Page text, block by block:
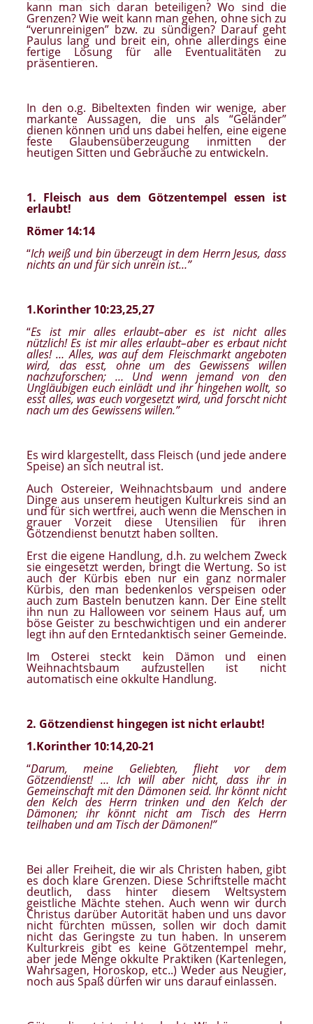
kann man sich daran beteiligen? Wo sind die
Grenzen? Wie weit kann man gehen, ohne sich zu
“verunreinigen” bzw. zu sündigen? Darauf geht
Paulus lang und breit ein, ohne allerdings eine
fertige Lösung für alle Eventualitäten zu
präsentieren.
In den o.g. Bibeltexten finden wir wenige, aber
markante Aussagen, die uns als “Geländer”
dienen können und uns dabei helfen, eine eigene
feste Glaubensüberzeugung inmitten der
heutigen Sitten und Gebräuche zu entwickeln.
1. Fleisch aus dem Götzentempel essen ist
erlaubt!
Römer 14:14
“Ich weiß und bin überzeugt in dem Herrn Jesus, dass
nichts an und für sich unrein ist…”
1.Korinther 10:23,25,27
“Es ist mir alles erlaubt–aber es ist nicht alles
nützlich! Es ist mir alles erlaubt–aber es erbaut nicht
alles! …Alles, was auf dem Fleischmarkt angeboten
wird, das esst, ohne um des Gewissens willen
nachzuforschen; … Und wenn jemand von den
Ungläubigen euch einlädt und ihr hingehen wollt, so
esst alles, was euch vorgesetzt wird, und forscht nicht
nach um des Gewissens willen.”
Es wird klargestellt, dass Fleisch (und jede andere
Speise) an sich neutral ist.
Auch Ostereier, Weihnachtsbaum und andere
Dinge aus unserem heutigen Kulturkreis sind an
und für sich wertfrei, auch wenn die Menschen in
grauer Vorzeit diese Utensilien für ihren
Götzendienst benutzt haben sollten.
Erst die eigene Handlung, d.h. zu welchem Zweck
sie eingesetzt werden, bringt die Wertung. So ist
auch der Kürbis eben nur ein ganz normaler
Kürbis, den man bedenkenlos verspeisen oder
auch zum Basteln benutzen kann. Der Eine stellt
ihn nun zu Halloween vor seinem Haus auf, um
böse Geister zu beschwichtigen und ein anderer
legt ihn auf den Erntedanktisch seiner Gemeinde.
Im Osterei steckt kein Dämon und einen
Weihnachtsbaum aufzustellen ist nicht
automatisch eine okkulte Handlung.
2. Götzendienst hingegen ist nicht erlaubt!
1.Korinther 10:14,20-21
“Darum, meine Geliebten, flieht vor dem
Götzendienst! … Ich will aber nicht, dass ihr in
Gemeinschaft mit den Dämonen seid. Ihr könnt nicht
den Kelch des Herrn trinken und den Kelch der
Dämonen; ihr könnt nicht am Tisch des Herrn
teilhaben und am Tisch der Dämonen!”
Bei aller Freiheit, die wir als Christen haben, gibt
es doch klare Grenzen. Diese Schriftstelle macht
deutlich, dass hinter diesem Weltsystem
geistliche Mächte stehen. Auch wenn wir durch
Christus darüber Autorität haben und uns davor
nicht fürchten müssen, sollen wir doch damit
nicht das Geringste zu tun haben. In unserem
Kulturkreis gibt es keine Götzentempel mehr,
aber jede Menge okkulte Praktiken (Kartenlegen,
Wahrsagen, Horoskop, etc..) Weder aus Neugier,
noch aus Spaß dürfen wir uns darauf einlassen.